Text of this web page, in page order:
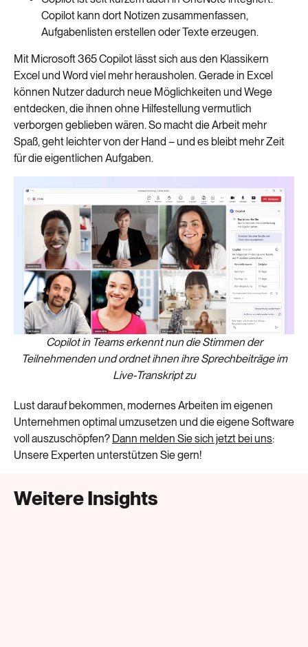
Copilot kann dort Notizen zusammenfassen,
Aufgabenlisten erstellen oder Texte erzeugen.
Mit Microsoft 365 Copilot lässt sich aus den Klassikern
Excel und Word viel mehr herausholen. Gerade in Excel
können Nutzer dadurch neue Möglichkeiten und Wege
entdecken, die ihnen ohne Hilfestellung vermutlich
verborgen geblieben wären. So macht die Arbeit mehr
Spaß, geht leichter von der Hand – und es bleibt mehr Zeit
für die eigentlichen Aufgaben.
Copilot in Teams erkennt nun die Stimmen der
Teilnehmenden und ordnet ihnen ihre Sprechbeiträge im
Live-Transkript zu
Lust darauf bekommen, modernes Arbeiten im eigenen
Unternehmen optimal umzusetzen und die eigene Software
voll auszuschöpfen? Dann melden Sie sich jetzt bei uns:
Unsere Experten unterstützen Sie gern!
Weitere Insights